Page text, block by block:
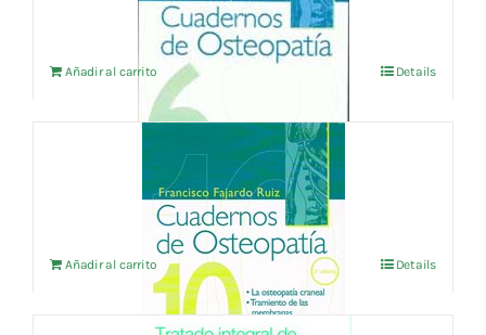
Añadir al carrito Details
CUADERNOS DE OSTEOPATIA vol.10
IVA no incluído
Añadir al carrito Details